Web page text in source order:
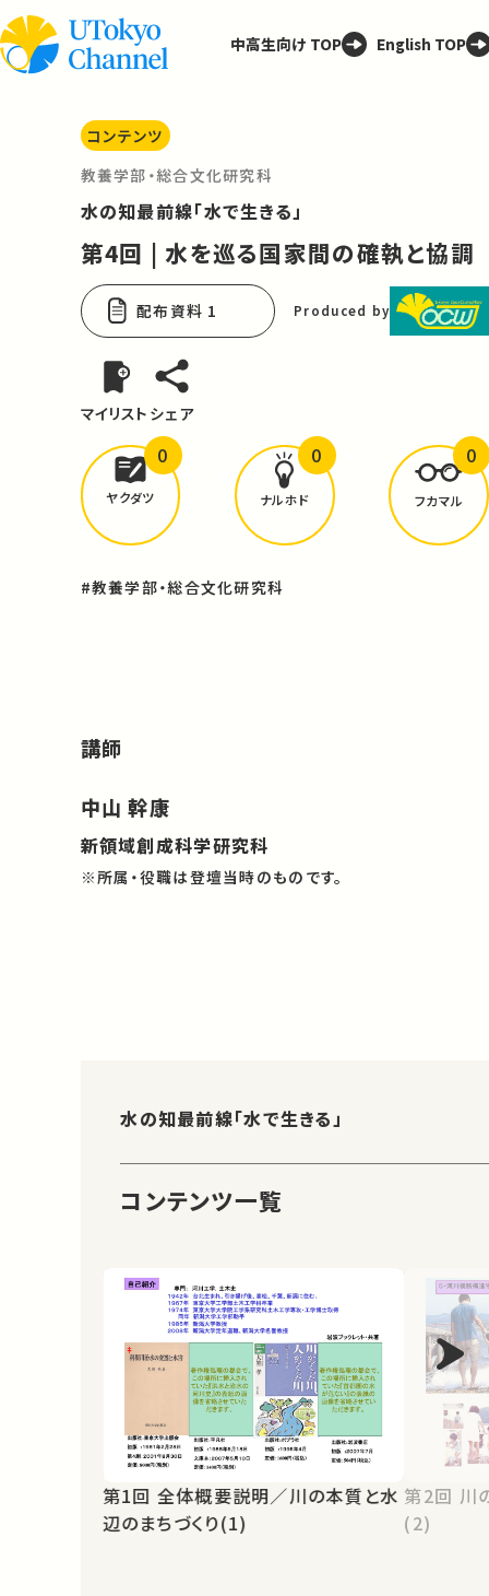
中高生向け TOP English TOP
コンテンツ
教養学部・総合文化研究科
水の知最前線「水で生きる」
第4回 | 水を巡る国家間の確執と協調
配布資料 1 Produced by
マイリスト シェア
どんな学びがありましたか？
ヤクダツ
0
ナルホド
0
フカマル
0
#教養学部・総合文化研究科
講師
中山 幹康
新領域創成科学研究科
※所属・役職は登壇当時のものです。
水の知最前線「水で生きる」
コンテンツ一覧
第1回 全体概要説明／川の本質と水
辺のまちづくり(1)
第2回 川の本質と水辺のまちづくり
(2)